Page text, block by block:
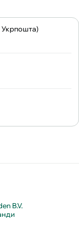
Укрпошта)
B.V.